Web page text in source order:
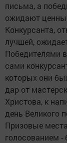
письма, а
ожидают
Конкурсанта,
лучшей,
Победителями
сами
которых они
дар от
Христова, к
день Великого
Призовые
голосованием